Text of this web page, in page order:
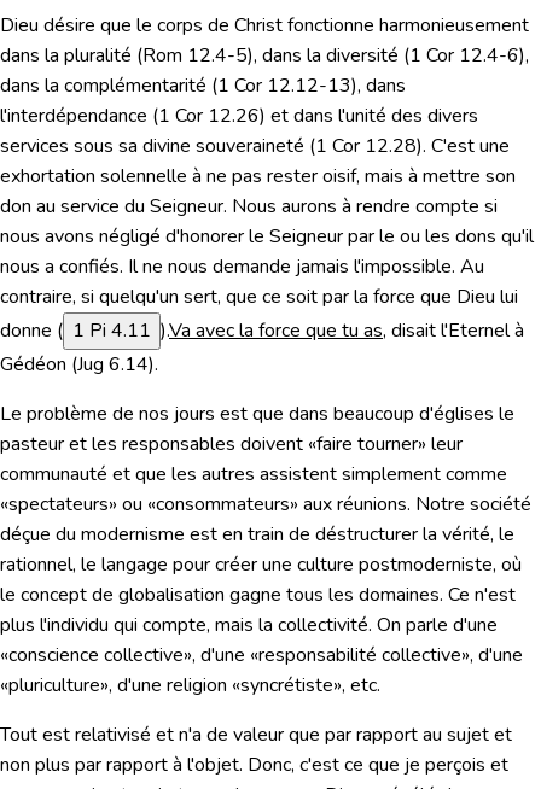
Dieu désire que le corps de Christ fonctionne harmonieusement
dans la pluralité (Rom 12.4-5), dans la diversité (1 Cor 12.4-6),
dans la complémentarité (1 Cor 12.12-13), dans
l'interdépendance (1 Cor 12.26) et dans l'unité des divers
services sous sa divine souveraineté (1 Cor 12.28). C'est une
exhortation solennelle à ne pas rester oisif, mais à mettre son
don au service du Seigneur. Nous aurons à rendre compte si
nous avons négligé d'honorer le Seigneur par le ou les dons qu'il
nous a confiés. Il ne nous demande jamais l'impossible. Au
contraire, si quelqu'un sert, que ce soit par la force que Dieu lui
donne ( 1 Pi 4.11 ).Va avec la force que tu as, disait l'Eternel à
Gédéon (Jug 6.14).
Le problème de nos jours est que dans beaucoup d'églises le
pasteur et les responsables doivent «faire tourner» leur
communauté et que les autres assistent simplement comme
«spectateurs» ou «consommateurs» aux réunions. Notre société
déçue du modernisme est en train de déstructurer la vérité, le
rationnel, le langage pour créer une culture postmoderniste, où
le concept de globalisation gagne tous les domaines. Ce n'est
plus l'individu qui compte, mais la collectivité. On parle d'une
«conscience collective», d'une «responsabilité collective», d'une
«pluriculture», d'une religion «syncrétiste», etc.
Tout est relativisé et n'a de valeur que par rapport au sujet et
non plus par rapport à l'objet. Donc, c'est ce que je perçois et